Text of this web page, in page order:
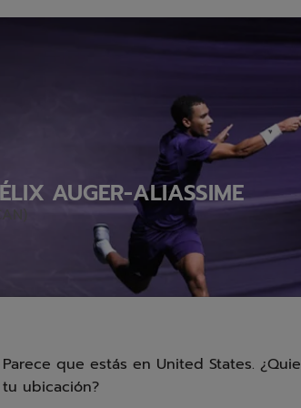
AUGER-ALIASSIME
Parece que estás en United States.
tu ubicación?